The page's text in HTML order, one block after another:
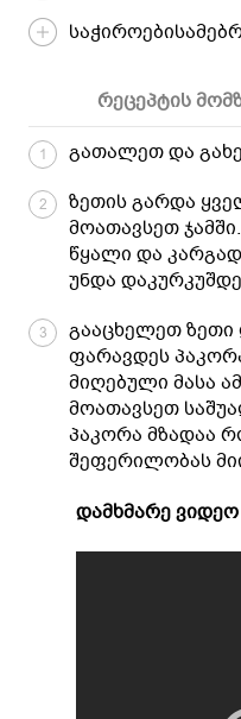
რეცეპტის
1 გათალეთ და
2
ზეთის გარდა
მოათავსეთ
წყალი და
უნდა
3
გააცხელეთ ზეთი
ფარავდეს
მიღებული მასა
მოათავსეთ
პაკორა მზადაა
შეფერილობას
დამხმარე ვიდეო